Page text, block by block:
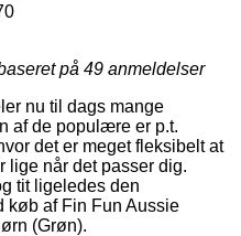
på 49 anmeldelser
nu til dags mange
af de populære er p.t.
det er meget fleksibelt at
lige når det passer dig.
tit ligeledes den
køb af Fin Fun Aussie
(Grøn).